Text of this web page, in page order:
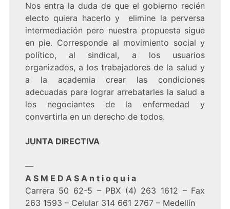
Nos entra la duda de que el gobierno recién
electo quiera hacerlo y elimine la perversa
intermediación pero nuestra propuesta sigue
en pie. Corresponde al movimiento social y
político, al sindical, a los usuarios
organizados, a los trabajadores de la salud y
a la academia crear las condiciones
adecuadas para lograr arrebatarles la salud a
los negociantes de la enfermedad y
convertirla en un derecho de todos.
JUNTA DIRECTIVA
—
A S M E D A S A n t i o q u i a
Carrera 50 62-5 – PBX (4) 263 1612 – Fax
263 1593 – Celular 314 661 2767 – Medellín